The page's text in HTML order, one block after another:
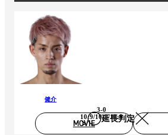
健介
延長判定
3-0
10:9/10:9/10:9
MOVIE